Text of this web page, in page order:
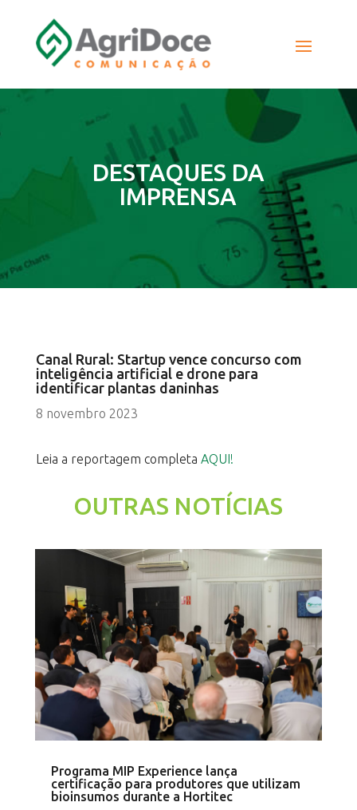
DESTAQUES DA
IMPRENSA
Canal Rural: Startup vence concurso com
inteligência artificial e drone para
identificar plantas daninhas
8 novembro 2023
Leia a reportagem completa AQUI!
OUTRAS NOTÍCIAS
Programa MIP Experience lança
certificação para produtores que utilizam
bioinsumos durante a Hortitec